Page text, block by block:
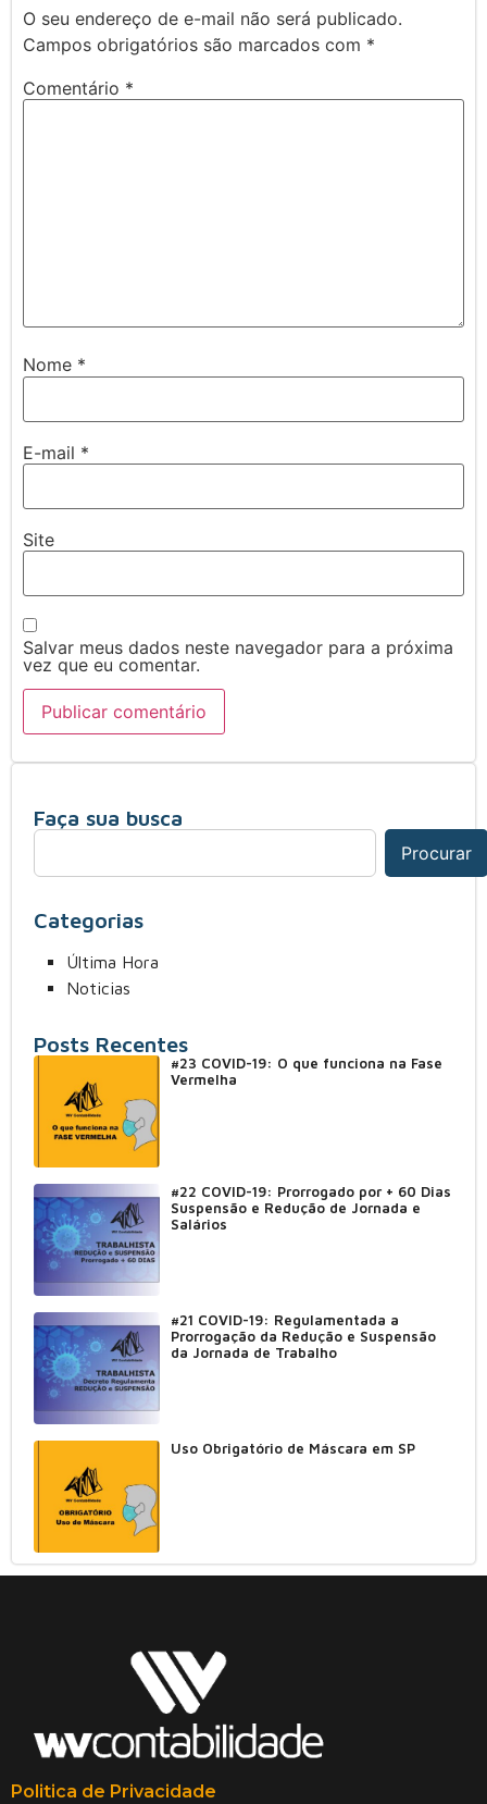
O seu endereço de e-mail não será publicado.
Campos obrigatórios são marcados com *
Comentário *
Nome *
E-mail *
Site
Salvar meus dados neste navegador para a próxima
vez que eu comentar.
Faça sua busca
Procurar
Categorias
Última Hora
Noticias
Posts Recentes
#23 COVID-19: O que funciona na Fase
Vermelha
#22 COVID-19: Prorrogado por + 60 Dias
Suspensão e Redução de Jornada e
Salários
#21 COVID-19: Regulamentada a
Prorrogação da Redução e Suspensão
da Jornada de Trabalho
Uso Obrigatório de Máscara em SP
Politica de Privacidade